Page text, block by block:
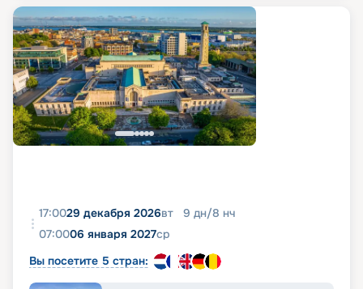
17:0029 декабря 2026вт 9 дн/8 нч
07:0006 января 2027ср
Вы посетите 5 стран: